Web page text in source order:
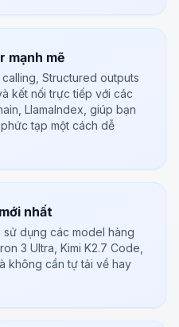
mạnh mẽ
Structured outputs
kết nối trực tiếp với các
LlamaIndex, giúp bạn
tạp một cách dễ
nhất
dụng các model hàng
3 Ultra, Kimi K2.7 Code,
không cần tự tải về hay